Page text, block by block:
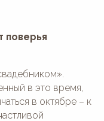
поверья
в это время,
в октябре – к